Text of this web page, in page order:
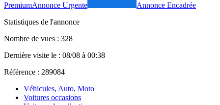
PremiumAnnonce Urgente
Annonce Encadrée
Statistiques de l'annonce
Nombre de vues : 328
Dernière visite le : 08/08 à 00:38
Référence : 289084
Véhicules, Auto, Moto
Voitures occasions